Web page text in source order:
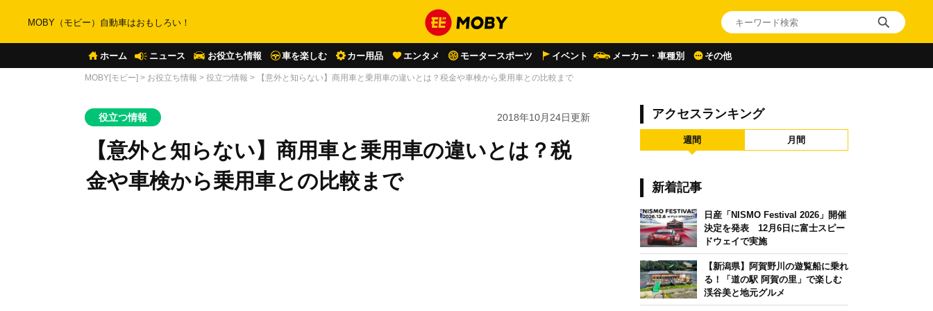
MOBY（モビー）自動車はおもしろい！
ホーム ニュース お役立ち情報 車を楽しむ カー用品 エンタメ モータースポーツ イベント メーカー・車種別 その他
MOBY[モビー] > お役立ち情報 > 役立つ情報 > 【意外と知らない】商用車と乗用車の違いとは？税金や車検から乗用車との比較まで
役立つ情報 2018年10月24日更新
【意外と知らない】商用車と乗用車の違いとは？税
金や車検から乗用車との比較まで
アクセスランキング
週間 月間
新着記事
日産「NISMO Festival 2026」開催
決定を発表 12月6日に富士スピー
ドウェイで実施
【新潟県】阿賀野川の遊覧船に乗れ
る！「道の駅 阿賀の里」で楽しむ
渓谷美と地元グルメ